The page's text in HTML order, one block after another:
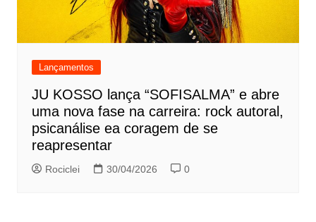
Lançamentos
JU KOSSO lança “SOFISALMA” e abre
uma nova fase na carreira: rock autoral,
psicanálise ea coragem de se
reapresentar
Rociclei 30/04/2026 0